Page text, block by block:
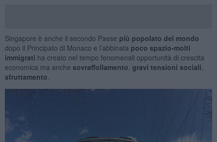
Singapore è anche il secondo Paese più popolato del mondo
dopo il Principato di Monaco e l’abbinata poco spazio-molti
immigrati ha creato nel tempo fenomenali opportunità di crescita
economica ma anche sovraffollamento gravi tensioni sociali
sfruttamento